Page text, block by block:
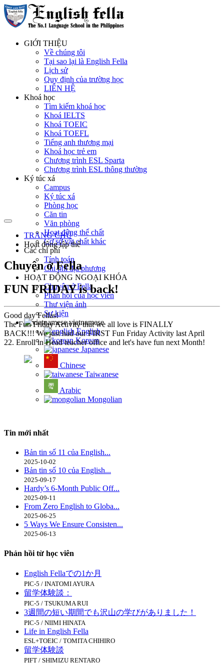
GIỚI THIỆU
Về chúng tôi
Tại sao lại là English Fella
Lịch sử
Quy định của trường học
LIÊN HỆ
Khoá học
Tìm kiếm khoá học
Khoá IELTS
Khoá TOEIC
Khoá TOEFL
Tiếng anh thương mại
Khoá học trẻ em
Chương trình ESL Sparta
Chương trình ESL thông thường
Ký túc xá
Campus
Ký túc xá
Phòng học
Căn tin
Văn phòng
Hoạt động thể chất
Cơ sở vật chất khác
Các chi phí
Tính toán
Chi phí địa phương
HOẠT ĐỘNG NGOẠI KHÓA
Chuyện ở Fella
Phản hồi của học viên
Thư viện ảnh
Sự kiện
vietnamese
English
Korean
Japanese
Chinese
Taiwanese
Arabic
Mongolian
TRANG CHỦ
Hoạt động tập thể
Chuyện ở Fella
FUN FRIDAY is back!
Good day Fellas!
The Fun Friday Activity that we all love is FINALLY
BACK!!! We just had our FIRST Fun Friday Activity last April
22. Enroll in Head teacher office and let's have fun next Month!
Tin mới nhất
Bản tin số 11 của English...
2025-10-02
Bản tin số 10 của English...
2025-09-17
Hardy’s 6-Month Public Off...
2025-09-11
From Zero English to Globa...
2025-06-25
5 Ways We Ensure Consisten...
2025-06-13
Phản hồi từ học viên
English Fellaでの1か月
PIC-5 / INATOMI AYURA
留学体験談：
PIC-5 / TSUKUMA RUI
3週間の短い期間でも沢山の学びがありました！
PIC-5 / NIIMI HINATA
Life in English Fella
ESL+TOEIC / TOMITA CHIHIRO
留学体験談
PIFT / SHIMIZU RENTARO